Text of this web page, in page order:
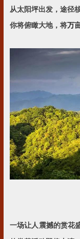
从太阳坪出发，途径
你将俯瞰大地，将万
一场让人震撼的赏花